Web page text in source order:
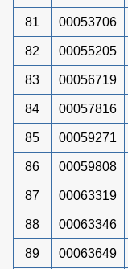
81 00053706
82 00055205
83 00056719
84 00057816
85 00059271
86 00059808
87 00063319
88 00063346
89 00063649